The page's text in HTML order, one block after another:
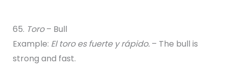
65. Toro– Bull
Example: El toro es fuerte y rápido.– The bull is
strong and fast.